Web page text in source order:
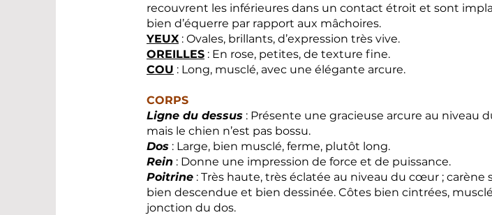
recouvrent les inférieures dans un contact étroit et sont
bien d’équerre par rapport aux mâchoires.
YEUX: Ovales, brillants, d’expression très vive.
OREILLES : En rose, petites, de texture fine.
COU : Long, musclé, avec une élégante arcure.
CORPS
Ligne du dessus : Présente une gracieuse arcure au niveau
mais le chien n’est pas bossu.
Dos : Large, bien musclé, ferme, plutôt long.
Rein : Donne une impression de force et de puissance.
Poitrine : Très haute, très éclatée au niveau du cœur ; carène
bien descendue et bien dessinée. Côtes bien cintrées,
jonction du dos.